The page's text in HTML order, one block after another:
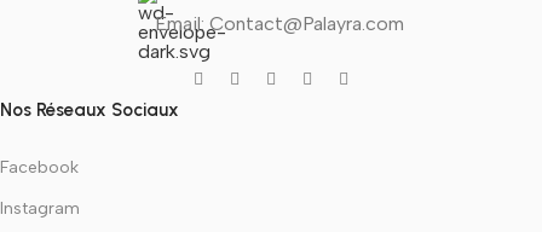
Email: Contact@Palayra.com
Nos Réseaux Sociaux
Facebook
Instagram